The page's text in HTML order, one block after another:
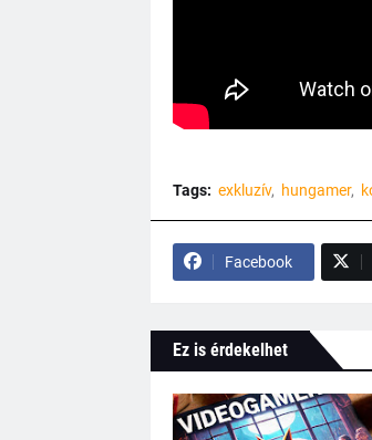
Tags: exkluzív hungamer
Facebook
Ez is érdekelhet